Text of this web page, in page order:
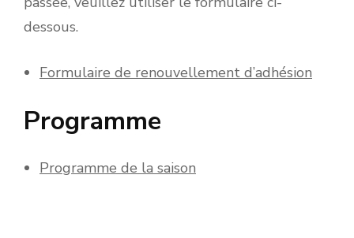
dessous.
Formulaire de renouvellement d’adhésion
Programme
Programme de la saison